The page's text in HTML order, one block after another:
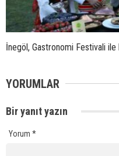
İnegöl, Gastronomi Festivali
YORUMLAR
Bir yanıt yazın
Yorum *